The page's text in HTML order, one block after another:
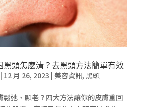
黑頭怎麽清？去黑頭方法簡單有效
12 月 26, 2023 | 美容資訊, 黑頭
鬆弛、顯老？四大方法讓你的皮膚重回